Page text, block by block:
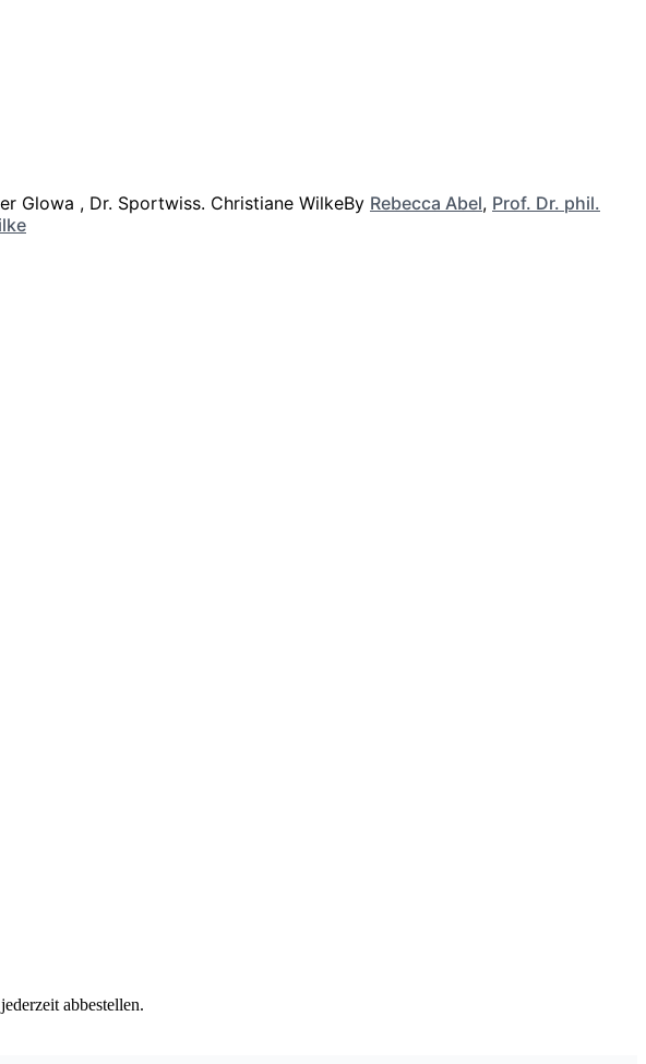
By Rebecca Abel, Prof. Dr. phil.
abbestellen.